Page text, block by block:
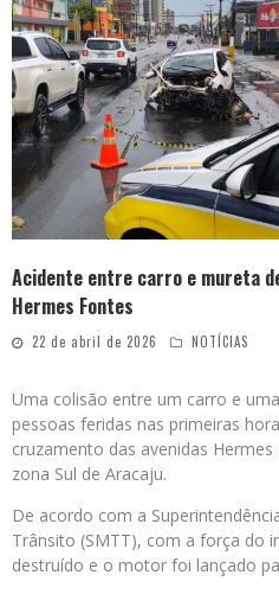
Acidente entre carro e mureta
Hermes Fontes
22 de abril de 2026 NOTÍCIAS
Uma colisão entre um carro e
pessoas feridas nas primeiras
cruzamento das avenidas
zona Sul de Aracaju.
De acordo com a
Trânsito (SMTT), com a força do
destruído e o motor foi lançado